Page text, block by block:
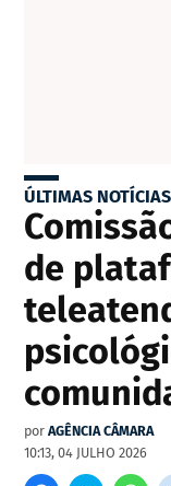
ÚLTIMAS NOTÍCIAS
de
por AGÊNCIA CÂMARA
10:13, 04 JULHO 2026